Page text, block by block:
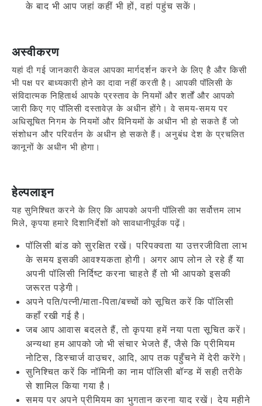
के बाद भी आप जहां कहीं भी हों, वहां पहुंच सकें।
अस्वीकरण
यहां दी गई जानकारी केवल आपका मार्गदर्शन करने के लिए है और किसी
भी पक्ष पर बाध्यकारी होने का दावा नहीं करती है। आपकी पॉलिसी के
संविदात्मक निहितार्थ आपके प्रस्ताव के नियमों और शर्तों और आपको
जारी किए गए पॉलिसी दस्तावेज़ के अधीन होंगे। वे समय-समय पर
अधिसूचित निगम के नियमों और विनियमों के अधीन भी हो सकते हैं जो
संशोधन और परिवर्तन के अधीन हो सकते हैं। अनुबंध देश के प्रचलित
कानूनों के अधीन भी होगा।
हेल्पलाइन
यह सुनिश्चित करने के लिए कि आपको अपनी पॉलिसी का सर्वोत्तम लाभ
मिले, कृपया हमारे दिशानिर्देशों को सावधानीपूर्वक पढ़ें।
पॉलिसी बांड को सुरक्षित रखें। परिपक्वता या उत्तरजीविता लाभ
के समय इसकी आवश्यकता होगी। अगर आप लोन ले रहे हैं या
अपनी पॉलिसी निर्दिष्ट करना चाहते हैं तो भी आपको इसकी
जरूरत पड़ेगी।
अपने पति/पत्नी/माता-पिता/बच्चों को सूचित करें कि पॉलिसी
कहाँ रखी गई है।
जब आप आवास बदलते हैं, तो कृपया हमें नया पता सूचित करें।
अन्यथा हम आपको जो भी संचार भेजते हैं, जैसे कि प्रीमियम
नोटिस, डिस्चार्ज वाउचर, आदि, आप तक पहुँचने में देरी करेंगे।
सुनिश्चित करें कि नॉमिनी का नाम पॉलिसी बॉन्ड में सही तरीके
से शामिल किया गया है।
समय पर अपने प्रीमियम का भुगतान करना याद रखें। देय महीने